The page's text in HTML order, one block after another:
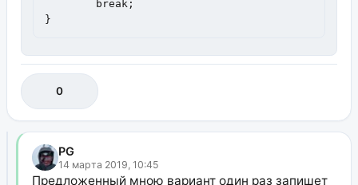
        break;
}
0
PG
14 марта 2019, 10:45
Предложенный мною вариант один раз запишет